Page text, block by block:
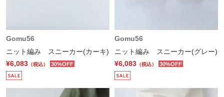
Gomu56
ニット編み スニーカー(カーキ)
¥6,083 （税込） 30%OFF
Gomu56
ニット編み スニーカー(グレー)
¥6,083 （税込） 30%OFF